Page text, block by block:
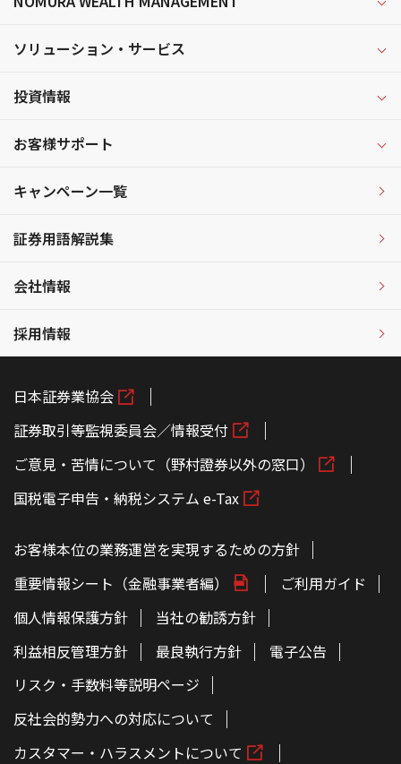
ソリューション・サービス
投資情報
お客様サポート
キャンペーン一覧
証券用語解説集
会社情報
採用情報
日本証券業協会
証券取引等監視委員会／情報受付
ご意見・苦情について（野村證券以外の窓口）
国税電子申告・納税システム e-Tax
お客様本位の業務運営を実現するための方針
重要情報シート（金融事業者編）
ご利用ガイド
個人情報保護方針
当社の勧誘方針
利益相反管理方針
最良執行方針
電子公告
リスク・手数料等説明ページ
反社会的勢力への対応について
カスタマー・ハラスメントについて